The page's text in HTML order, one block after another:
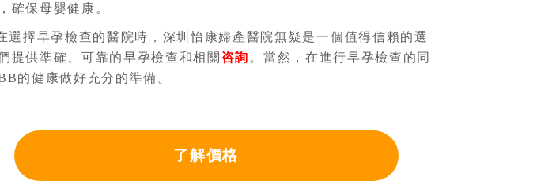
確保母嬰健康。
擇早孕檢查的醫院時，深圳怡康婦產醫院無疑是一個值得信賴的選
提供準確、可靠的早孕檢查和相關 咨詢 。當然，在進行早孕檢查的同
的健康做好充分的準備。
了解價格